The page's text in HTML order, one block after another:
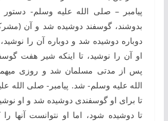
پیامبر – صلی الله علیه وسلم- دستور
بدوشند، گوسفند دوشیده شد و آن
دوباره دوشیده شد و دوباره آن را
او آن‏ را نوشید، تا این‏که شیر هفت
پس از مدتی مسلمان شد و روزی
الله علیه وسلم- شد. پیامبر- صلی الله
تا برای او گوسفندی دوشیده شد و او
تا دوشیده شود، اما او نتوانست آن‏ها را